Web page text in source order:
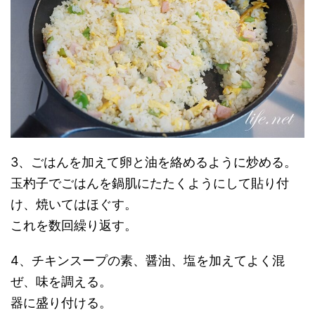
3、ごはんを加えて卵と油を絡めるように炒める。
玉杓子でごはんを鍋肌にたたくようにして貼り付
け、焼いてはほぐす。
これを数回繰り返す。
4、チキンスープの素、醤油、塩を加えてよく混
ぜ、味を調える。
器に盛り付ける。